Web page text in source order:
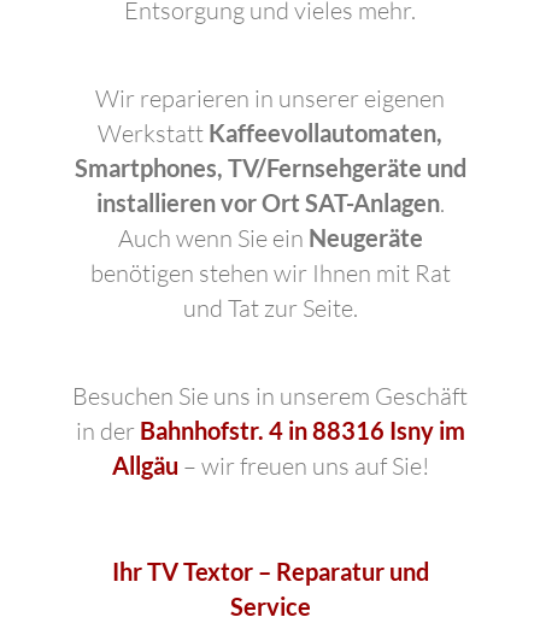
Entsorgung und vieles mehr.
Wir reparieren in unserer eigenen
Werkstatt Kaffeevollautomaten,
Smartphones, TV/Fernsehgeräte und
installieren vor Ort SAT-Anlagen.
Auch wenn Sie ein Neugeräte
benötigen stehen wir Ihnen mit Rat
und Tat zur Seite.
Besuchen Sie uns in unserem Geschäft
in der Bahnhofstr. 4 in 88316 Isny im
Allgäu – wir freuen uns auf Sie!
Ihr TV Textor – Reparatur und
Service